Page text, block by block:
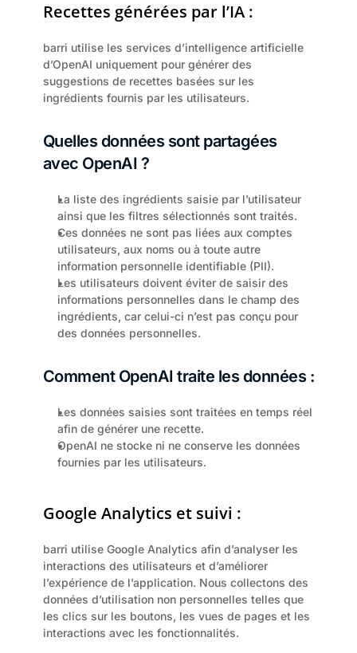
Recettes générées par l’IA :
barri utilise les services d’intelligence artificielle
d’OpenAI uniquement pour générer des
suggestions de recettes basées sur les
ingrédients fournis par les utilisateurs.
Quelles données sont partagées
avec OpenAI ?
La liste des ingrédients saisie par l’utilisateur
ainsi que les filtres sélectionnés sont traités.
Ces données ne sont pas liées aux comptes
utilisateurs, aux noms ou à toute autre
information personnelle identifiable (PII).
Les utilisateurs doivent éviter de saisir des
informations personnelles dans le champ des
ingrédients, car celui-ci n’est pas conçu pour
des données personnelles.
Comment OpenAI traite les données :
Les données saisies sont traitées en temps réel
afin de générer une recette.
OpenAI ne stocke ni ne conserve les données
fournies par les utilisateurs.
Google Analytics et suivi :
barri utilise Google Analytics afin d’analyser les
interactions des utilisateurs et d’améliorer
l’expérience de l’application. Nous collectons des
données d’utilisation non personnelles telles que
les clics sur les boutons, les vues de pages et les
interactions avec les fonctionnalités.